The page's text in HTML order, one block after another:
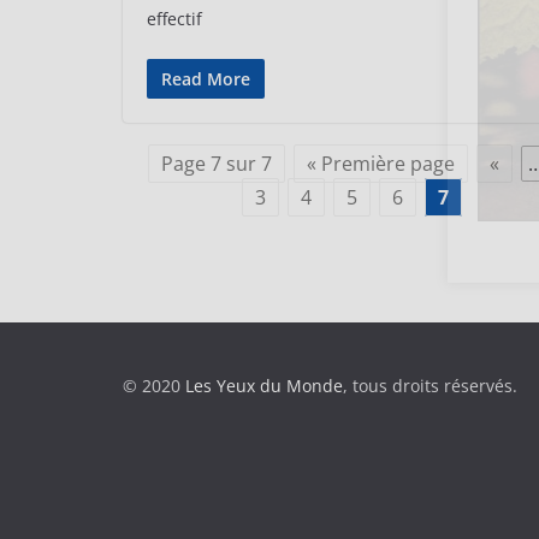
effectif
Read More
Page 7 sur 7 « Première page «
3
4 5 6 7
© 2020 Les Yeux du Monde, tous droits réservés.